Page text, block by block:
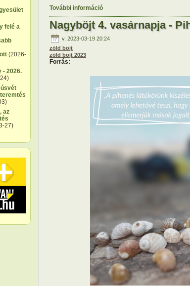
felé a
(2026-
- 2026.
az
27)
További információ
Nagyböjt 4. vasárnapja -
v, 2023-03-19 20:24
zöld böjt
zöld böjt 2023
Forrás: